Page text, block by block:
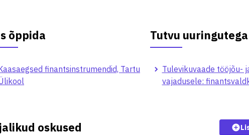
õppida
finantsinstrumendid, Tartu
Tutvu uuringutega
Tulevikuvaade tööjõu-
vajadusele:
oskused